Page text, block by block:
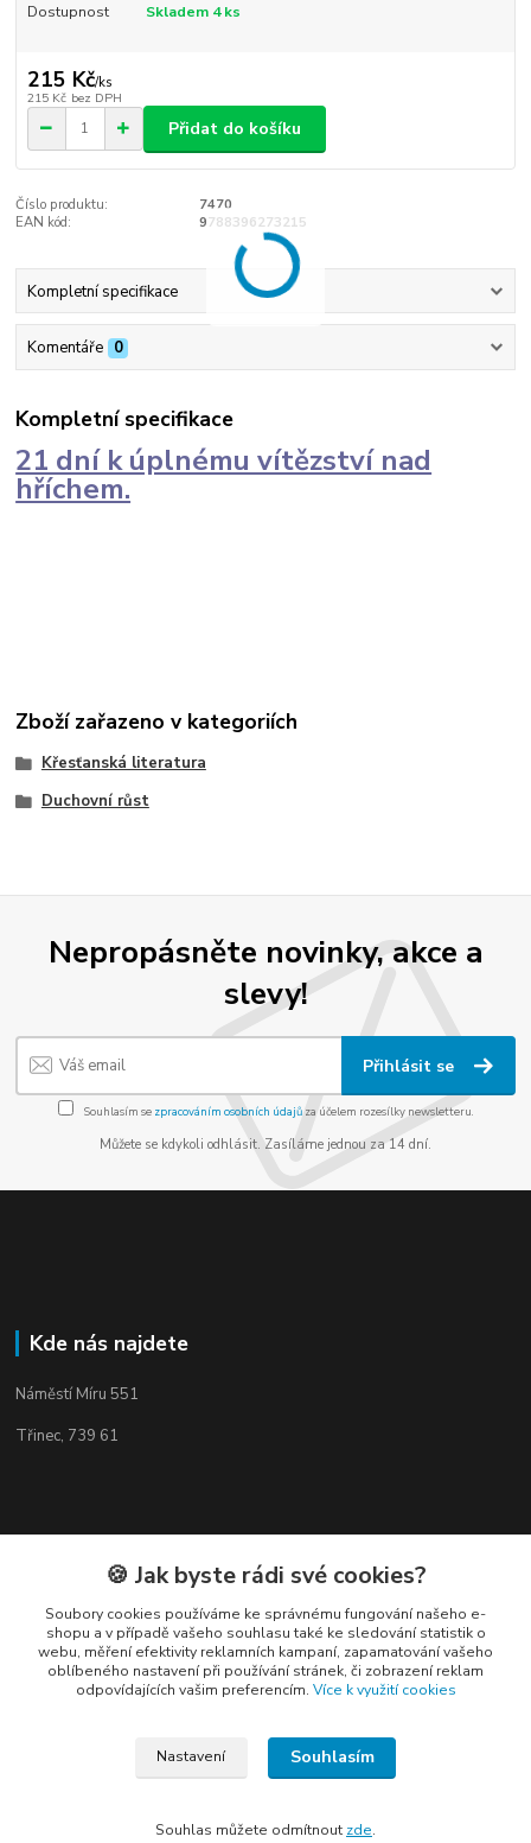
Dostupnost Skladem 4 ks
215 Kč/ks
215 Kč bez DPH
Přidat do košíku
Číslo produktu:
7470
EAN kód:
9788396273215
Kompletní specifikace
Komentáře 0
Kompletní specifikace
21 dní k úplnému vítězství nad
hříchem.
Zboží zařazeno v kategoriích
Křesťanská literatura
Duchovní růst
Nepropásněte novinky, akce a
slevy!
Přihlásit se
Souhlasím se zpracováním osobních údajůza účelem rozesílky newsletteru.
Můžete se kdykoli odhlásit. Zasíláme jednou za 14 dní.
Kde nás najdete
Náměstí Míru 551
Třinec, 739 61
Kontakty
Petr Nedvídek
🍪 Jak byste rádi své cookies?
Soubory cookies používáme ke správnému fungování našeho e-
shopu a v případě vašeho souhlasu také ke sledování statistik o
webu, měření efektivity reklamních kampaní, zapamatování vašeho
oblíbeného nastavení při používání stránek, či zobrazení reklam
odpovídajících vašim preferencím. Více k využití cookies
Nastavení Souhlasím
Souhlas můžete odmítnout zde.